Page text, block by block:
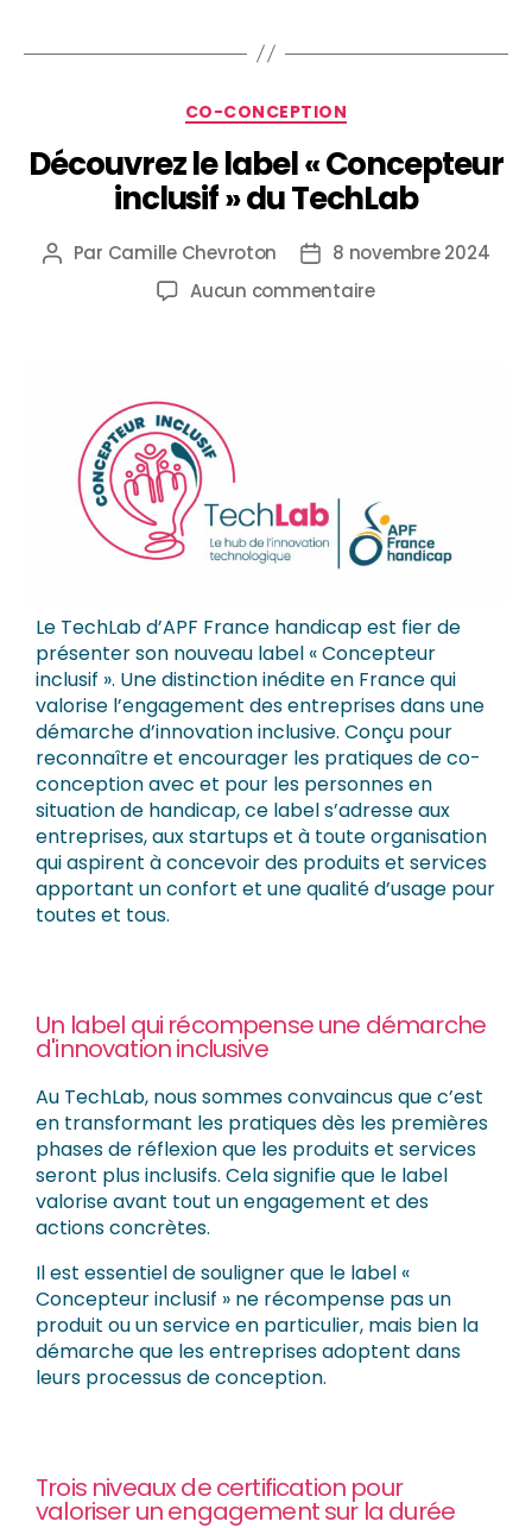
CO-CONCEPTION
Découvrez le label « Concepteur
inclusif » du TechLab
Par Camille Chevroton
8 novembre 2024
Aucun commentaire
Le TechLab d’APF France handicap est fier de
présenter son nouveau label « Concepteur
inclusif ». Une distinction inédite en France qui
valorise l’engagement des entreprises dans une
démarche d’innovation inclusive. Conçu pour
reconnaître et encourager les pratiques de co-
conception avec et pour les personnes en
situation de handicap, ce label s’adresse aux
entreprises, aux startups et à toute organisation
qui aspirent à concevoir des produits et services
apportant un confort et une qualité d’usage pour
toutes et tous.
Un label qui récompense une démarche
d'innovation inclusive
Au TechLab, nous sommes convaincus que c’est
en transformant les pratiques dès les premières
phases de réflexion que les produits et services
seront plus inclusifs. Cela signifie que le label
valorise avant tout un engagement et des
actions concrètes.
Il est essentiel de souligner que le label «
Concepteur inclusif » ne récompense pas un
produit ou un service en particulier, mais bien la
démarche que les entreprises adoptent dans
leurs processus de conception.
Trois niveaux de certification pour
valoriser un engagement sur la durée